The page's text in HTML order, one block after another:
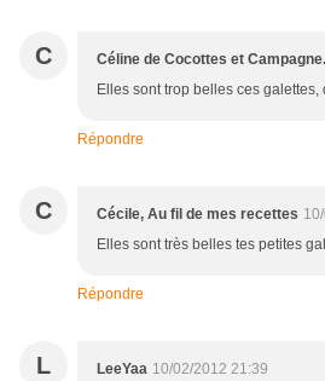
C Céline de Cocottes et
Elles sont trop belles ces
Répondre
C Cécile, Au fil de mes recettes
Elles sont très belles tes petites
Répondre
L LeeYaa 10/02/2012 21:39